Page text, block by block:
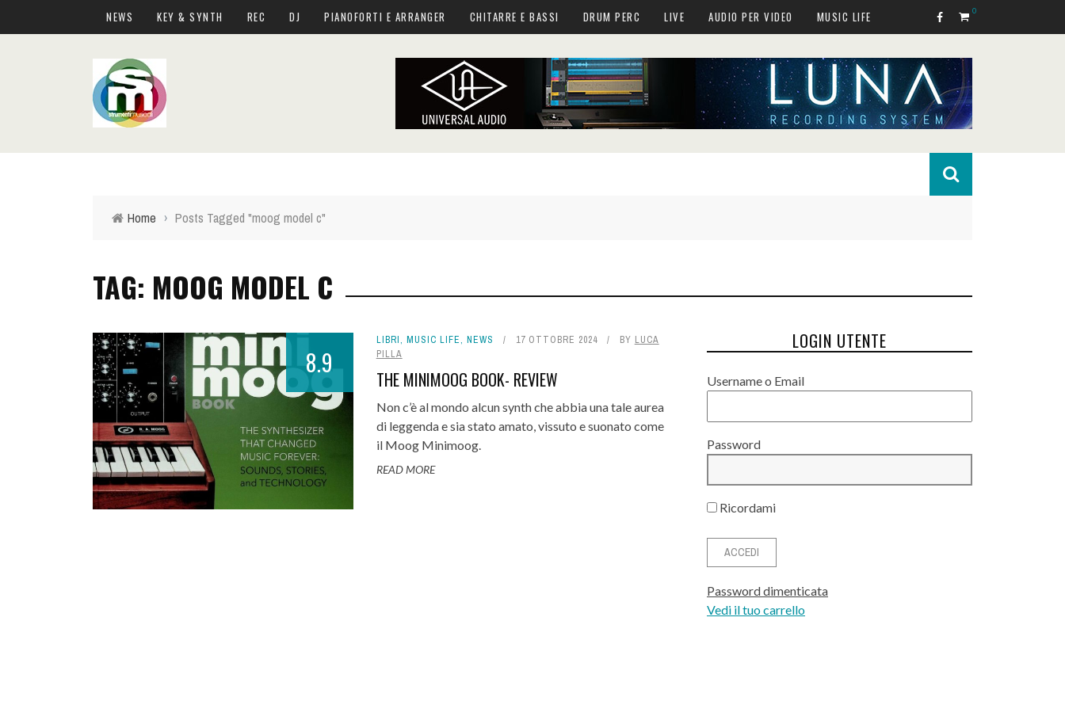
AUDIO PER VIDEO
NEWS KEY & SYNTH REC DJ PIANOFORTI E ARRANGER CHITARRE E BASSI DRUM PERC LIVE AUDIO PER VIDEO MUSIC LIFE 0
Home › Posts Tagged "moog model c"
TAG: MOOG MODEL C
8.9
LIBRI, MUSIC LIFE, NEWS 17 OTTOBRE 2024 BY LUCA
PILLA
THE MINIMOOG BOOK- REVIEW
Non c’è al mondo alcun synth che abbia una tale aurea
di leggenda e sia stato amato, vissuto e suonato come
il Moog Minimoog.
READ MORE
LOGIN UTENTE
Username o Email
Password
Ricordami
Password dimenticata
Vedi il tuo carrello